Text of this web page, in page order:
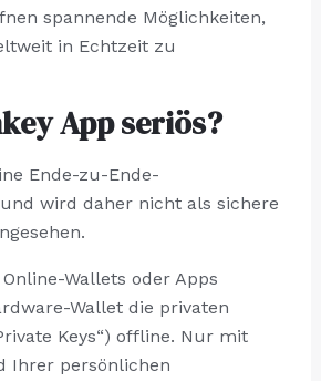
spannende Möglichkeiten,
in Echtzeit zu
App seriös?
Ende-zu-Ende-
wird daher nicht als sichere
Wallets oder Apps
Wallet die privaten
Keys“) offline. Nur mit
Ihrer persönlichen